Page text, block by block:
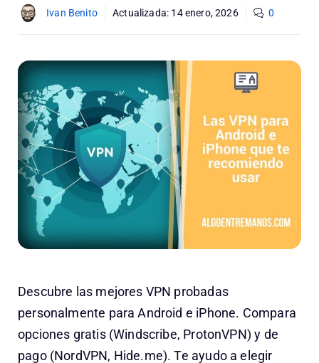
Ivan Benito Actualizada: 14 enero, 2026 0
Descubre las mejores VPN probadas
personalmente para Android e iPhone. Compara
opciones gratis (Windscribe, ProtonVPN) y de
pago (NordVPN, Hide.me). Te ayudo a elegir